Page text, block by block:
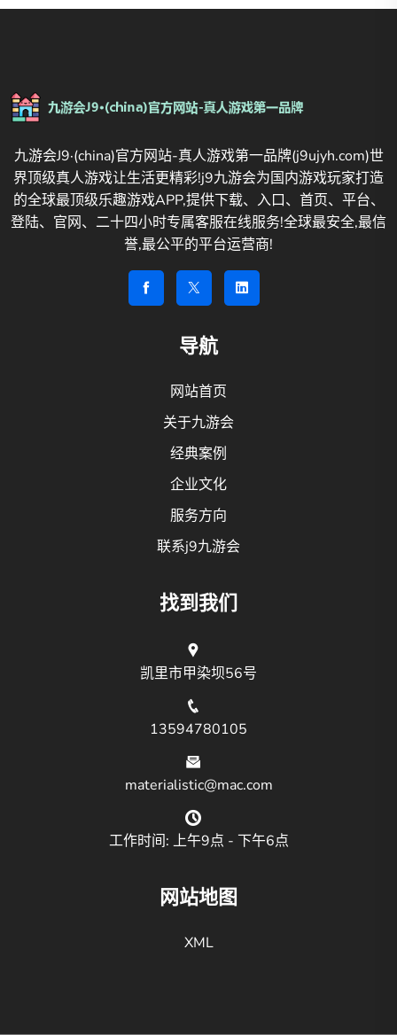
九游会J9·(china)官方网站-真人游戏第一品牌(j9ujyh.com)世
界顶级真人游戏让生活更精彩!j9九游会为国内游戏玩家打造
的全球最顶级乐趣游戏APP,提供下载、入口、首页、平台、
登陆、官网、二十四小时专属客服在线服务!全球最安全,最信
誉,最公平的平台运营商!
导航
网站首页
关于九游会
经典案例
企业文化
服务方向
联系j9九游会
找到我们
凯里市甲染坝56号
13594780105
materialistic@mac.com
工作时间: 上午9点 - 下午6点
网站地图
XML